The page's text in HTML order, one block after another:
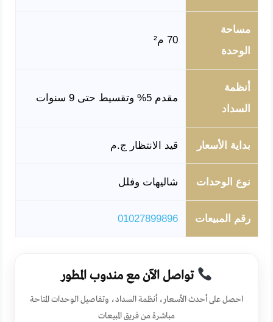
مساحة
الوحدة
70 م²
أنظمة
السداد
مقدم 5% وتقسيط حتى 9 سنوات
بداية الأسعار قيد الانتظار ج.م
نوع الوحدات شاليهات وفلل
رقم المبيعات 01027899896
تواصل الآن مع مندوب المطور
احصل على أحدث الأسعار، أنظمة السداد، وتفاصيل الوحدات المتاحة
مباشرة من فريق المبيعات